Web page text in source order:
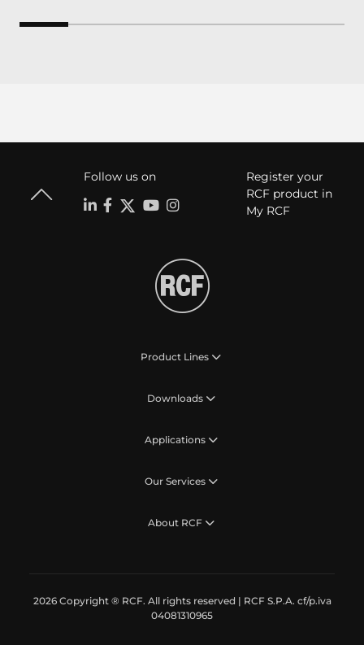
Follow us on
Register your
RCF product in
My RCF
Product Lines
Downloads
Applications
Our Services
About RCF
2026 Copyright ® RCF. All rights reserved | RCF S.P.A. cf/p.iva
04081310965